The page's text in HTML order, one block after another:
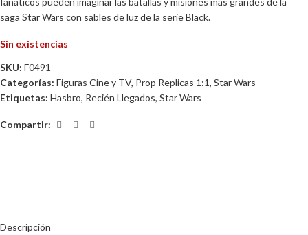
saga Star Wars con sables de luz de la serie Black.
Sin existencias
SKU: F0491
Categorías: Figuras Cine y TV, Prop Replicas 1:1, Star Wars
Etiquetas: Hasbro, Recién Llegados, Star Wars
Compartir:
Descripción